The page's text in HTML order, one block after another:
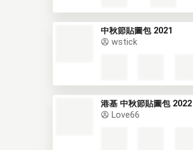
中秋節貼圖包 2021
wstick
港基 中秋節貼圖包 2022
Love66